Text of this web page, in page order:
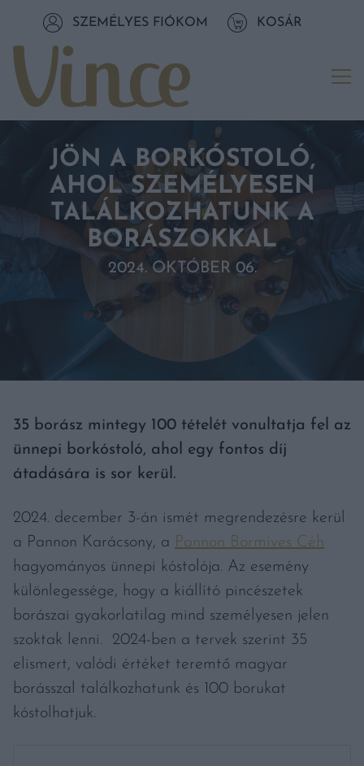
Tovább a tartalomhozSZEMÉLYES FIÓKOM KOSÁR
JÖN A BORKÓSTOLÓ,
AHOL SZEMÉLYESEN
TALÁLKOZHATUNK A
BORÁSZOKKAL
2024. OKTÓBER 06.
35 borász mintegy 100 tételét vonultatja fel az
ünnepi borkóstoló, ahol egy fontos díj
átadására is sor kerül.
2024. december 3-án ismét megrendezésre kerül
a Pannon Karácsony, a Pannon Bormíves Céh
hagyományos ünnepi kóstolója. Az esemény
különlegessége, hogy a kiállító pincészetek
borászai gyakorlatilag mind személyesen jelen
szoktak lenni. 2024-ben a tervek szerint 35
elismert, valódi értéket teremtő magyar
borásszal találkozhatunk és 100 borukat
kóstolhatjuk.